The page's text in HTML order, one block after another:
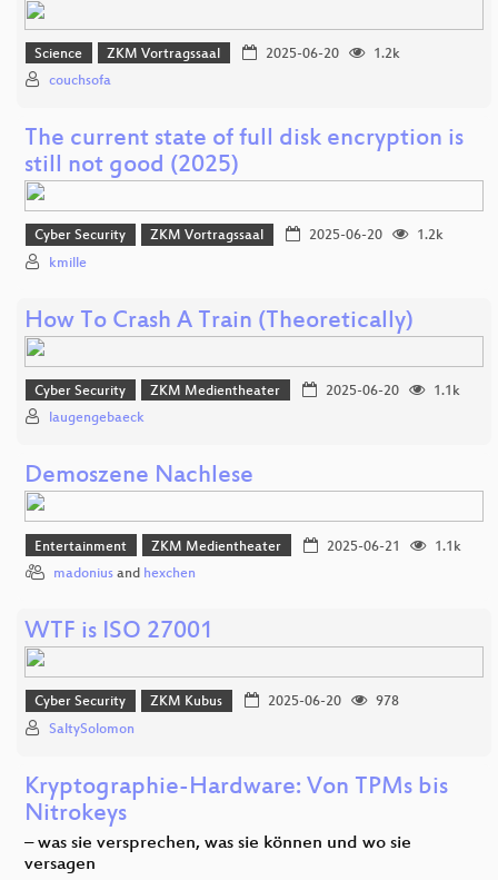
Science ZKM Vortragssaal 2025-06-20
1.2k
couchsofa
The current state of full disk encryption is
still not good (2025)
Cyber Security ZKM Vortragssaal 2025-06-20
1.2k
kmille
How To Crash A Train (Theoretically)
Cyber Security ZKM Medientheater 2025-06-20
1.1k
laugengebaeck
Demoszene Nachlese
Entertainment ZKM Medientheater 2025-06-21
1.1k
madonius and hexchen
WTF is ISO 27001
Cyber Security ZKM Kubus 2025-06-20
978
SaltySolomon
Kryptographie-Hardware: Von TPMs bis
Nitrokeys
– was sie versprechen, was sie können und wo sie
versagen